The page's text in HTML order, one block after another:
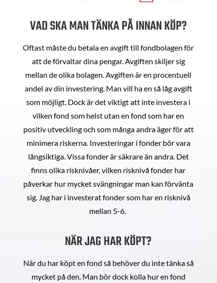
VAD SKA MAN TÄNKA PÅ INNAN KÖP?
Oftast måste du betala en avgift till fondbolagen för
att de förvaltar dina pengar. Avgiften skiljer sig
mellan de olika bolagen. Avgiften är en procentuell
andel av din investering. Man vill ha en så låg avgift
som möjligt. Dock är det viktigt att inte investera i
vilken fond som helst utan en fond som har en
positiv utveckling och som många andra äger för att
minimera riskerna. Investeringar i fonder bör vara
långsiktiga. Vissa fonder är säkrare än andra. Det
finns olika risknivåer, vilken risknivå fonder har
påverkar hur mycket svängningar man kan förvänta
sig. Jag har i investerat fonder som har en risknivå
mellan 5-6.
NÄR JAG HAR KÖPT?
När du har köpt en fond så behöver du inte tänka så
mycket på den. Man bör dock kolla hur en fond